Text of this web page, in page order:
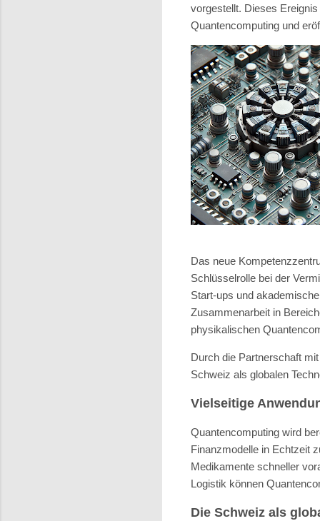
vorgestellt. Dieses
Quantencomputing und
Das neue
Schlüsselrolle bei der
Start-ups und
Zusammenarbeit in
physikalischen
Durch die Partnerschaft
Schweiz als globalen
Vielseitige
Quantencomputing wird
Finanzmodelle in Echtzeit
Medikamente schneller
Logistik können
Die Schweiz als